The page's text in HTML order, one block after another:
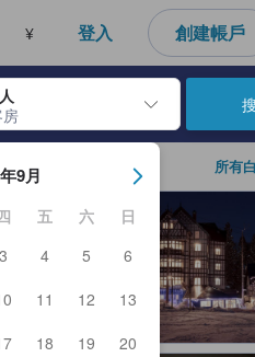
¥ 登入 創建帳戶
Enter鍵選擇日期後，入住日期
9月
五 六
日
3 4 5
6
11 12
13
18 19
20
所有